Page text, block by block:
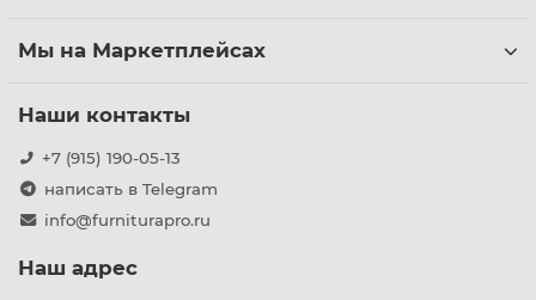
Мы на Маркетплейсах
Наши контакты
+7 (915) 190-05-13
написать в Telegram
info@furniturapro.ru
Наш адрес